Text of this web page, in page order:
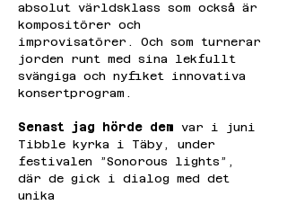
absolut världsklass som också är
kompositörer och
improvisatörer. Och som turnerar
jorden runt med sina lekfullt
svängiga och nyfiket innovativa
konsertprogram.
Senast jag hörde dem var i juni
Tibble kyrka i Täby, under
festivalen ”Sonorous lights”,
där de gick i dialog med det
unika